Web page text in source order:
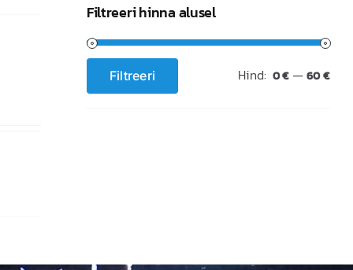
Filtreeri hinna alusel
Minimaalne
Maksimaalne
Filtreeri Hind: 0 €—60 €